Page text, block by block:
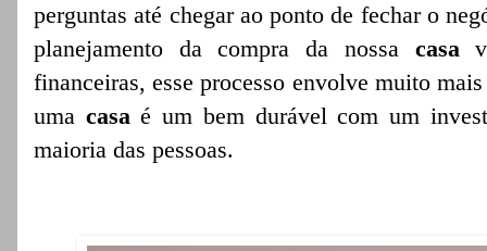
perguntas até chegar ao ponto de fechar o
planejamento da compra da nossa casa
financeiras, esse processo envolve muito
uma casaé um bem durável com um
maioria das pessoas.